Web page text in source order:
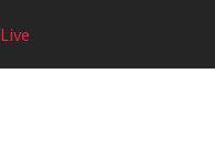
Live